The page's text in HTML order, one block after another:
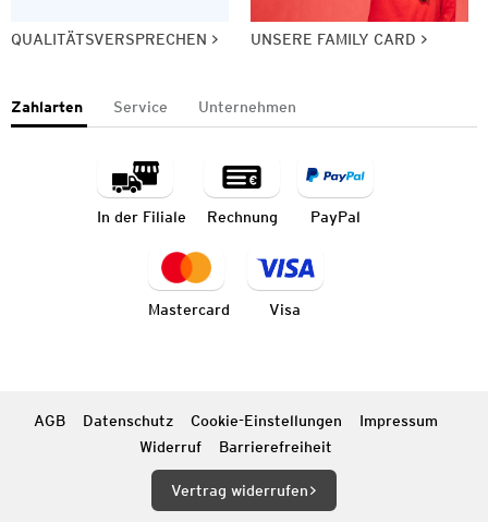
QUALITÄTSVERSPRECHEN UNSERE FAMILY CARD
Zahlarten Service Unternehmen
In der Filiale Rechnung PayPal
Mastercard Visa
AGB Datenschutz Cookie-Einstellungen
Impressum
Widerruf
Barrierefreiheit
Vertrag widerrufen